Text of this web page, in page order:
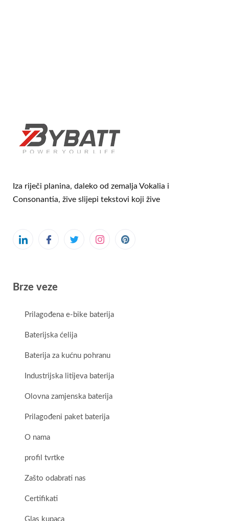
Iza riječi planina, daleko od zemalja Vokalia i
Consonantia, žive slijepi tekstovi koji žive
Brze veze
Prilagođena e-bike baterija
Baterijska ćelija
Baterija za kućnu pohranu
Industrijska litijeva baterija
Olovna zamjenska baterija
Prilagođeni paket baterija
O nama
profil tvrtke
Zašto odabrati nas
Certifikati
Glas kupaca